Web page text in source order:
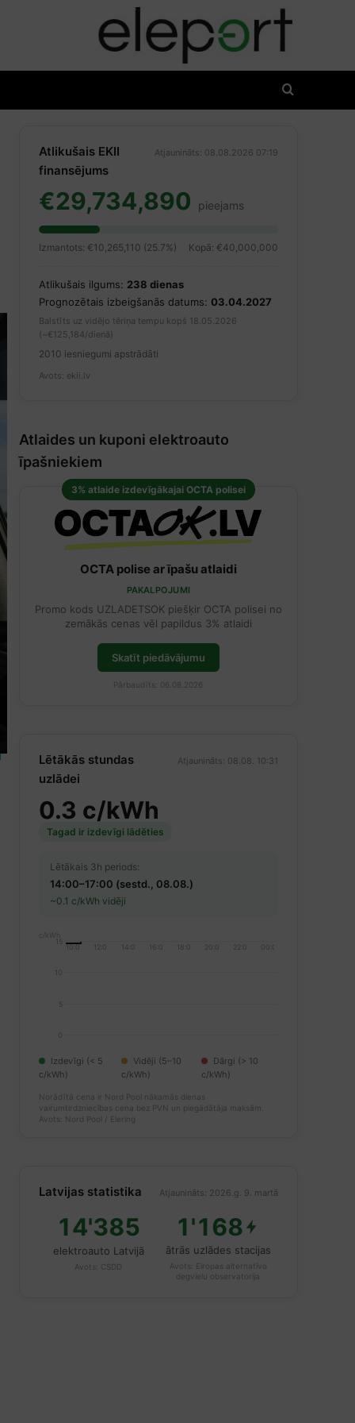
Atlikušais EKII
finansējums
Atjaunināts: 08.08.2026 07:19
€29,734,890 pieejams
Izmantots: €10,265,110 (25.7%) Kopā: €40,000,000
Atlikušais ilgums: 238 dienas
Prognozētais izbeigšanās datums: 03.04.2027
Balstīts uz vidējo tēriņa tempu kopš 18.05.2026
(~€125,184/dienā)
2010 iesniegumi apstrādāti
Avots: ekii.lv
Atlaides un kuponi elektroauto
īpašniekiem
3% atlaide izdevīgākajai OCTA polisei
OCTA polise ar īpašu atlaidi
PAKALPOJUMI
Promo kods UZLADETSOK piešķir OCTA polisei no
zemākās cenas vēl papildus 3% atlaidi
Skatīt piedāvājumu
Pārbaudīts: 06.08.2026
Lētākās stundas
uzlādei
Atjaunināts: 08.08. 10:31
0.3 c/kWh
Tagad ir izdevīgi lādēties
Lētākais 3h periods:
14:00–17:00 (sestd., 08.08.)
~0.1 c/kWh vidēji
c/kWh
0
5
10
15
10:00 12:00 14:00 16:00 18:00 20:00 22:00 00:00
Izdevīgi (< 5
c/kWh)
Vidēji (5–10
c/kWh)
Dārgi (> 10
c/kWh)
Norādītā cena ir Nord Pool nākamās dienas
vairumtirdzniecības cena bez PVN un piegādātāja maksām.
Avots: Nord Pool / Elering
Latvijas statistika Atjaunināts: 2026.g. 9. martā
14'385
elektroauto Latvijā
Avots: CSDD
1'168
ātrās uzlādes stacijas
Avots: Eiropas alternatīvo
degvielu observatorija